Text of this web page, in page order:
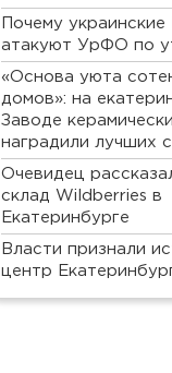
Почему
атакуют УрФО по
«Основа уюта
домов»: на
Заводе
наградили лучших
Очевидец
склад Wildberries в
Екатеринбурге
Власти признали
центр